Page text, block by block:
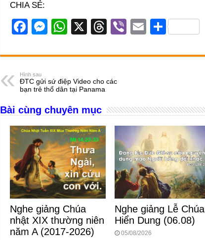
CHIA SẺ:
F
c
e
b
o
o
k
M
ss
n
g
er
W
at
A
p
p
X
T
e
d
s
Vi
er
E
ail
S
ar
Hình sau
ĐTC gửi sứ điệp Video cho các
bạn trẻ thổ dân tại Panama
Bài cùng chuyên mục
Nghe giảng Chúa
nhật XIX thường niên
năm A (2017-2026)
Nghe giảng Lễ Chúa
Hiển Dung (06.08)
05/08/2026